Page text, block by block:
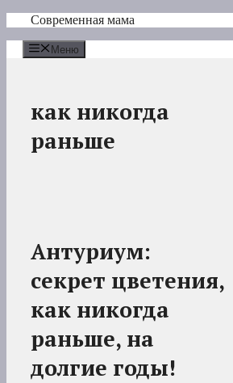
Перейти
содержимому
Современная мама
Меню
как никогда
раньше
Антуриум:
секрет цветения,
как никогда
раньше, на
долгие годы!